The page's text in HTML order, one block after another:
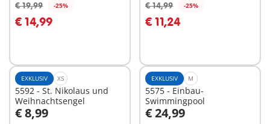
€ 19,99 -25%
€ 14,99
In den Warenkorb
€ 14,99 -25%
€ 11,24
In den Warenkorb
EXKLUSIV XS
5592 - St. Nikolaus und
Weihnachtsengel
€ 8,99
In den Warenkorb
EXKLUSIV M
5575 - Einbau-
Swimmingpool
€ 24,99
In den Warenkorb